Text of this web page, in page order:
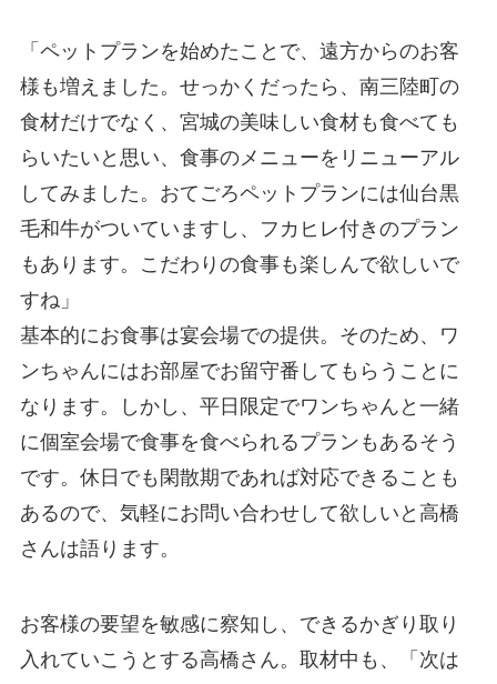
「ペットプランを始めたことで、遠方からのお客
様も増えました。せっかくだったら、南三陸町の
食材だけでなく、宮城の美味しい食材も食べても
らいたいと思い、食事のメニューをリニューアル
してみました。おてごろペットプランには仙台黒
毛和牛がついていますし、フカヒレ付きのプラン
もあります。こだわりの食事も楽しんで欲しいで
すね」
基本的にお食事は宴会場での提供。そのため、ワ
ンちゃんにはお部屋でお留守番してもらうことに
なります。しかし、平日限定でワンちゃんと一緒
に個室会場で食事を食べられるプランもあるそう
です。休日でも閑散期であれば対応できることも
あるので、気軽にお問い合わせして欲しいと高橋
さんは語ります。
お客様の要望を敏感に察知し、できるかぎり取り
入れていこうとする高橋さん。取材中も、「次は